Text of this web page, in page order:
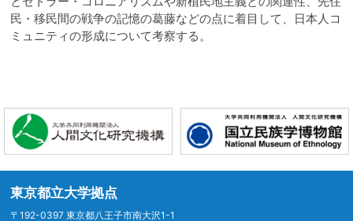
民・移民間の戦争の記憶の葛藤などの点に着目して、日本人コ
ミュニティの形成について考察する。
東京都立大学拠点
〒192-0397 東京都八王子市南大沢1-1